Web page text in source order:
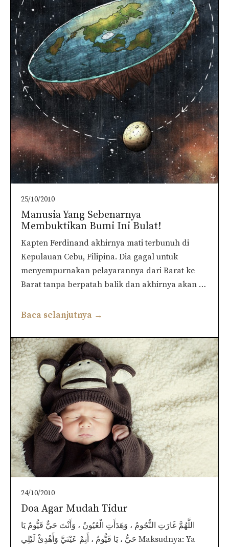
25/10/2010
Manusia Yang Sebenarnya
Membuktikan Bumi Ini Bulat!
Kapten Ferdinand akhirnya mati terbunuh di
Kepulauan Cebu, Filipina. Dia gagal untuk
menyempurnakan pelayarannya dari Barat ke
Barat tanpa berpatah balik dan akhirnya akan …
Baca selanjutnya →
24/10/2010
Doa Agar Mudah Tidur
اللَّهُمَّ غَارَتِ النُّجُومُ ، وَهَدَأَتِ الْعُيُونُ ، وَأَنْتَ حَيٌّ قَيُّومٌ يَا
حَيُّ ، يَا قَيُّومُ ، أَنِمْ عَيْنَيَّ وَأَهْدِئْ لَيْلِي Maksudnya: Ya